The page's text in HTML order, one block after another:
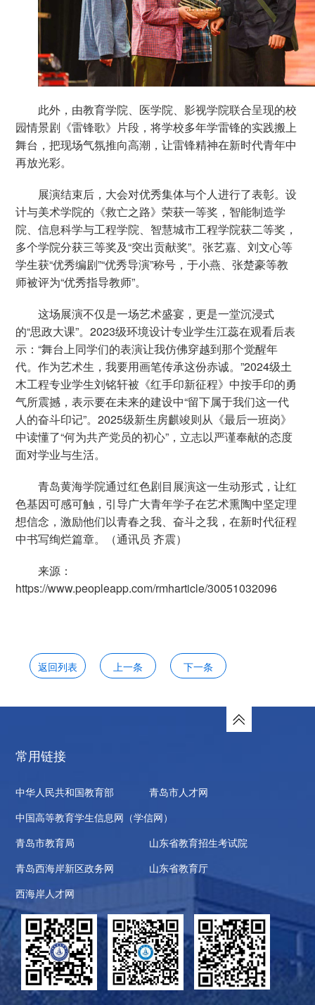
此外，由教育学院、医学院、影视学院联合呈现的校
园情景剧《雷锋歌》片段，将学校多年学雷锋的实践搬上
舞台，把现场气氛推向高潮，让雷锋精神在新时代青年中
再放光彩。
展演结束后，大会对优秀集体与个人进行了表彰。设
计与美术学院的《救亡之路》荣获一等奖，智能制造学
院、信息科学与工程学院、智慧城市工程学院获二等奖，
多个学院分获三等奖及“突出贡献奖”。张艺嘉、刘文心等
学生获“优秀编剧”“优秀导演”称号，于小燕、张楚豪等教
师被评为“优秀指导教师”。
这场展演不仅是一场艺术盛宴，更是一堂沉浸式
的“思政大课”。2023级环境设计专业学生江蕊在观看后表
示：“舞台上同学们的表演让我仿佛穿越到那个觉醒年
代。作为艺术生，我要用画笔传承这份赤诚。”2024级土
木工程专业学生刘铭轩被《红手印新征程》中按手印的勇
气所震撼，表示要在未来的建设中“留下属于我们这一代
人的奋斗印记”。2025级新生房麒竣则从《最后一班岗》
中读懂了“何为共产党员的初心”，立志以严谨奉献的态度
面对学业与生活。
青岛黄海学院通过红色剧目展演这一生动形式，让红
色基因可感可触，引导广大青年学子在艺术熏陶中坚定理
想信念，激励他们以青春之我、奋斗之我，在新时代征程
中书写绚烂篇章。（通讯员 齐震）
来源：
https://www.peopleapp.com/rmharticle/30051032096
返回列表 上一条 下一条
常用链接
中华人民共和国教育部
青岛市人才网
中国高等教育学生信息网（学信网）
青岛市教育局
山东省教育招生考试院
青岛西海岸新区政务网
山东省教育厅
西海岸人才网